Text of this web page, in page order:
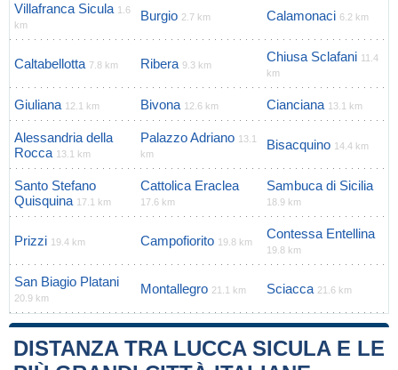
Villafranca Sicula 1.6
km
Burgio 2.7 km Calamonaci 6.2 km
Caltabellotta 7.8 km Ribera 9.3 km
Chiusa Sclafani 11.4
km
Giuliana 12.1 km Bivona 12.6 km Cianciana 13.1 km
Alessandria della
Rocca 13.1 km
Palazzo Adriano 13.1
km
Bisacquino 14.4 km
Santo Stefano
Quisquina 17.1 km
Cattolica Eraclea
17.6 km
Sambuca di Sicilia
18.9 km
Prizzi 19.4 km Campofiorito 19.8 km
Contessa Entellina
19.8 km
San Biagio Platani
20.9 km
Montallegro 21.1 km Sciacca 21.6 km
DISTANZA TRA LUCCA SICULA E LE